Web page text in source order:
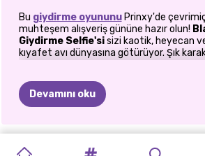
Bu giydirme oyununuPrinxy'de çevrimiçi
muhteşem alışveriş gününe hazır olun!
Giydirme Selfie'sisizi kaotik, heyecan
kıyafet avı dünyasına götürüyor. Şık
oluşturmasına ve
aradığını
çekmesine yardımcı olmak. Kızlara
✨
sevimli bir sonbahar kıyafeti
Devamını oku
SONBAHAR
ŞÜKRAN
ELLIE SONBAHAR